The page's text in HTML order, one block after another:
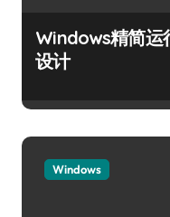
Windows精简运
设计
Windows